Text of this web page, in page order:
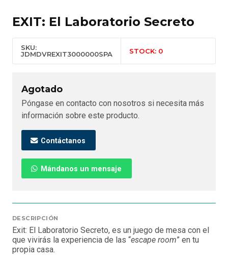
EXIT: El Laboratorio Secreto
SKU:
JDMDVREXIT3000000SPA
STOCK: 0
Agotado
Póngase en contacto con nosotros si necesita más
información sobre este producto.
Contáctanos
Mándanos un mensaje
DESCRIPCIÓN
Exit: El Laboratorio Secreto, es un juego de mesa con el
que vivirás la experiencia de las “escape room” en tu
propia casa.